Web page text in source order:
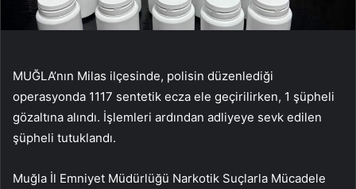
MUĞLA’nın Milas ilçesinde, polisin düzenlediği
operasyonda 1117 sentetik ecza ele geçirilirken, 1 şüpheli
gözaltına alındı. İşlemleri ardından adliyeye sevk edilen
şüpheli tutuklandı.
Muğla İl Emniyet Müdürlüğü Narkotik Suçlarla Mücadele